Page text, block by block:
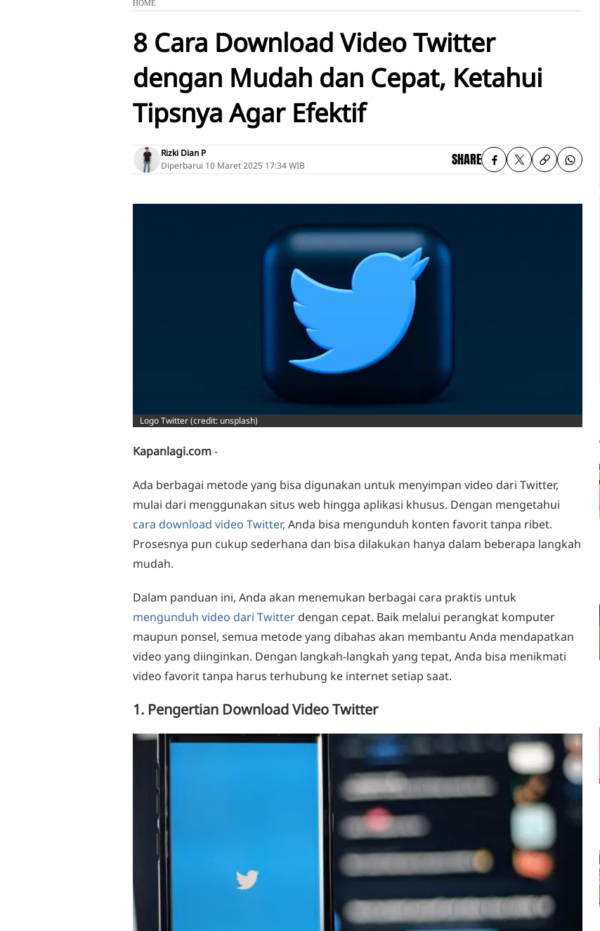
HOME
8 Cara Download Video Twitter
dengan Mudah dan Cepat, Ketahui
Tipsnya Agar Efektif
Rizki Dian P
Diperbarui 10 Maret 2025 17:34 WIB SHARE
Logo Twitter (credit: unsplash)
Kapanlagi.com-
Ada berbagai metode yang bisa digunakan untuk menyimpan video dari Twitter,
mulai dari menggunakan situs web hingga aplikasi khusus. Dengan mengetahui
cara download video Twitter, Anda bisa mengunduh konten favorit tanpa ribet.
Prosesnya pun cukup sederhana dan bisa dilakukan hanya dalam beberapa langkah
mudah.
Dalam panduan ini, Anda akan menemukan berbagai cara praktis untuk
mengunduh video dari Twitter dengan cepat. Baik melalui perangkat komputer
maupun ponsel, semua metode yang dibahas akan membantu Anda mendapatkan
video yang diinginkan. Dengan langkah-langkah yang tepat, Anda bisa menikmati
video favorit tanpa harus terhubung ke internet setiap saat.
1. Pengertian Download Video Twitter